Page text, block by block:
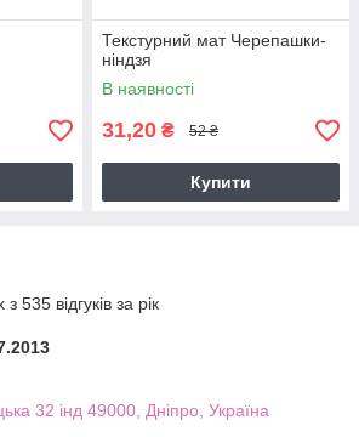
Текстурний мат Черепашки-
ніндзя
В наявності
31,20 ₴ 52 ₴
Купити
535 відгуків за рік
32 інд 49000, Дніпро, Україна